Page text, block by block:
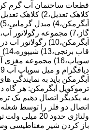
آبگرمکن باید به نمایندگی
ترموکوپل آبگرمکن: هر گاه
به یکدیگر اتصال دهیم یک
اتصال دو فلز را توسط
ولتاژی حدود
باز کردن شیر مغناطیسی وسایل